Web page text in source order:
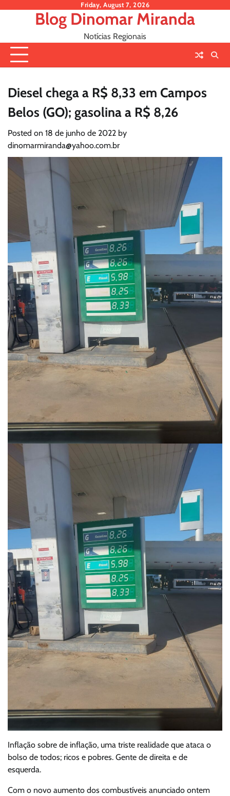
Friday, August 7, 2026
Blog Dinomar Miranda
Notícias Regionais
Diesel chega a R$ 8,33 em Campos
Belos (GO); gasolina a R$ 8,26
Posted on 18 de junho de 2022 by
dinomarmiranda@yahoo.com.br
Inflação sobre de inflação, uma triste realidade que ataca o
bolso de todos; ricos e pobres. Gente de direita e de
esquerda.
Com o novo aumento dos combustíveis anunciado ontem